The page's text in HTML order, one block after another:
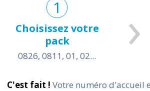
Choisissez votre
pack
0826, 0811, 01, 02...
C'est fait ! Votre numéro d'accueil